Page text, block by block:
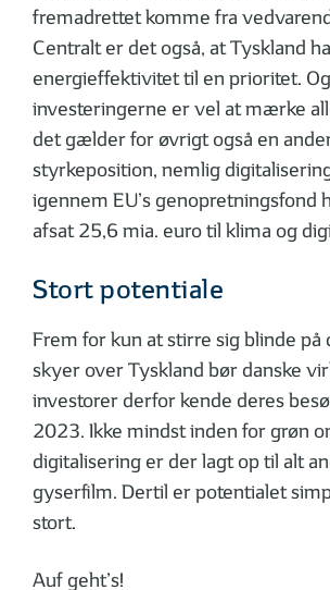
fremadrettet komme fra
Centralt er det også, at Tyskland
energieffektivitet til en prioritet.
investeringerne er vel at mærke
det gælder for øvrigt også en
styrkeposition, nemlig
igennem EU’s genopretningsfond
afsat 25,6 mia. euro til klima og
Stort potentiale
Frem for kun at stirre sig blinde på
skyer over Tyskland bør danske
investorer derfor kende deres
2023. Ikke mindst inden for grøn
digitalisering er der lagt op til alt
gyserfilm. Dertil er potentialet
stort.
Auf geht’s!